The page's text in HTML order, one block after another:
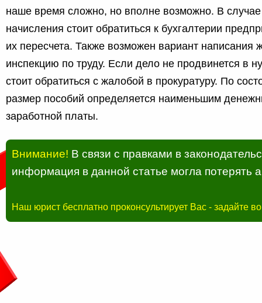
наше время сложно, но вполне возможно. В случае
начисления стоит обратиться к бухгалтерии
их пересчета. Также возможен вариант
инспекцию по труду. Если дело не продвинется в
стоит обратиться с жалобой в прокуратуру. По
размер пособий определяется наименьшим
заработной платы.
Внимание! В связи с правками в
информация в данной статье могла потерять
Наш юрист бесплатно проконсультирует Вас - задайте